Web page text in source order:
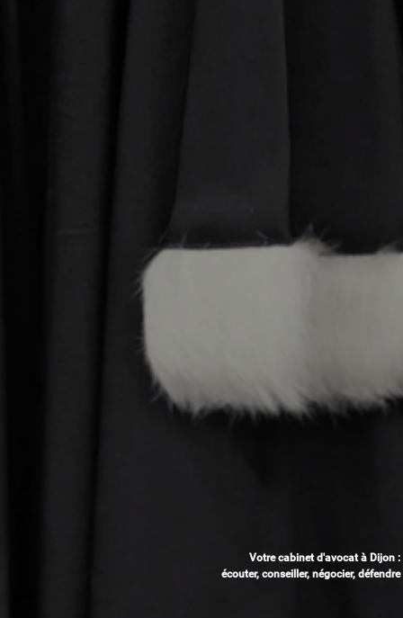
Votre cabinet d'avocat à Dijon :
écouter, conseiller, négocier, défendre